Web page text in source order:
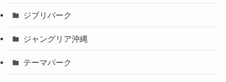
ジブリパーク
ジャングリア沖縄
テーマパーク